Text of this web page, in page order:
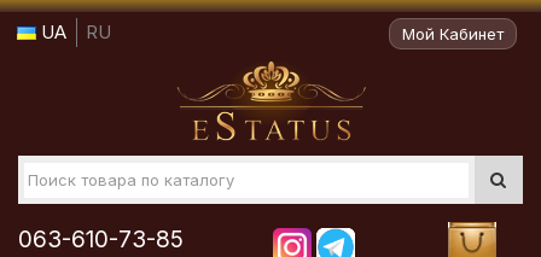
UA RU Мой Кабинет
063-610-73-85